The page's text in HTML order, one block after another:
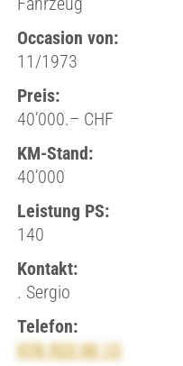
Occasion von:
11/1973
Preis:
40’000.– CHF
KM-Stand:
40’000
Leistung PS:
140
Kontakt:
. Sergio
Telefon:
078 923 00 13